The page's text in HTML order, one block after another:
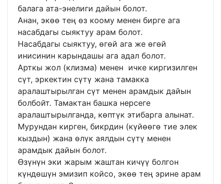
балага ата-энелиги дайын болот.
Анан, экөө тең өз коому менен бирге ага
насабдагы сыяктуу арам болот.
Насабдагы сыяктуу, өгөй ага же өгөй
инисинин карындашы ага адал болот.
Арткы жол (клизма) менен ичке киргизилген
сүт, эркектин сүтү жана тамакка
аралаштырылган сүт менен арамдык дайын
болбойт. Тамактан башка нерсеге
аралаштырылганда, көптүк этибарга алынат.
Мурундан кирген, бикрдин (күйөөгө тие элек
кыздын) жана өлүк аялдын сүтү менен
арамдык дайын болот.
Өзүнүн эки жарым жаштан кичүү болгон
күндөшүн эмизип койсо, экөө тең эрине арам